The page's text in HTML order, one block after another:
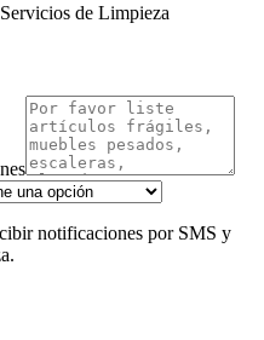
Servicios de Limpieza
notificaciones por SMS y